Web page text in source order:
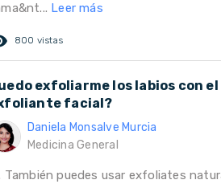
Leer más
800 vistas
exfoliarme los labios con el
facial?
Daniela Monsalve Murcia
Medicina General
También puedes usar exfoliates